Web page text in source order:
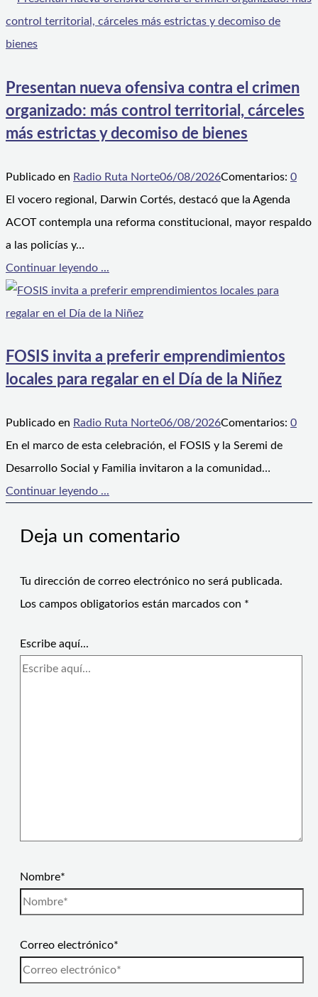
Presentan nueva ofensiva contra el crimen
organizado: más control territorial, cárceles
más estrictas y decomiso de bienes
Publicado en Radio Ruta Norte06/08/2026Comentarios: 0
El vocero regional, Darwin Cortés, destacó que la Agenda
ACOT contempla una reforma constitucional, mayor respaldo
a las policías y…
Continuar leyendo ...
FOSIS invita a preferir emprendimientos
locales para regalar en el Día de la Niñez
Publicado en Radio Ruta Norte06/08/2026Comentarios: 0
En el marco de esta celebración, el FOSIS y la Seremi de
Desarrollo Social y Familia invitaron a la comunidad…
Continuar leyendo ...
Deja un comentario
Tu dirección de correo electrónico no será publicada.
Los campos obligatorios están marcados con *
Escribe aquí...
Nombre*
Correo electrónico*